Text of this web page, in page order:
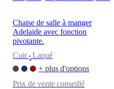
Chaise de salle à manger
Adelaide avec fonction
pivotante.
Cuir
•
Laqué
+ plus d'options
Prix de vente conseillé